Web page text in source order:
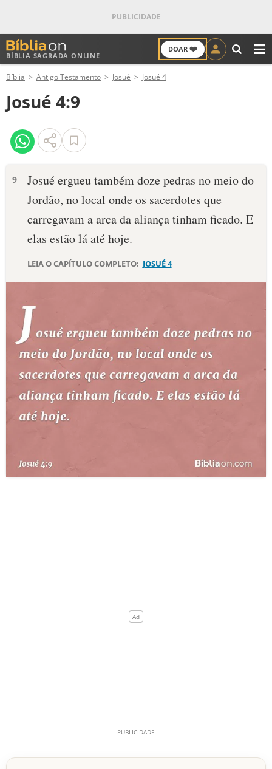
BÍBLIA SAGRADA ONLINE
DOAR ❤️
ANTIGO TESTAMENTO
NOVO TESTAMENTO
VERSÍCULOS
PALAVRA DO DIA
SALMO DO DIA
DEVOCIONAL DIÁRIO
ESTUDOS BÍBLICOS
ESBOÇOS DE PREGAÇÃO
TEMAS
PERGUNTE À BÍBLIA
QUEM SOMOS
Bíblia Antigo Testamento Josué Josué 4
Josué 4:9
9
Josué ergueu também doze pedras no meio do
Jordão, no local onde os sacerdotes que
carregavam a arca da aliança tinham ficado. E
elas estão lá até hoje.
LEIA O CAPÍTULO COMPLETO: JOSUÉ 4